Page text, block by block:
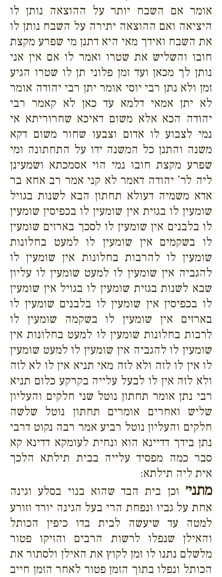
אומר אם השבח יותר על ההוצאה נותן לו
היציאה ואם ההוצאה יתירה על השבח נותן לו
את השבח ואידך מאי היא דתנן מי שפרע מקצת
חובו והשליש את שטרו ואמר לו אם אין אני
נותן לך מכאן ועד זמן פלוני תן לו שטרו הגיע
זמן ולא נתן רבי יוסי אומר יתן רבי יהודה אומר
לא יתן אמאי דלמא עד כאן לא קאמר רבי
יהודה הכא אלא משום דאיכא שחרוריתא אי
נמי לצבוע לו אדום וצבעו שחור משום דקא
משנה והתנן כל המשנה ידו על התחתונה ומי
שפרע מקצת חובו נמי הוי אסמכתא ושמעינן
ליה לר' יהודה דאמר לא קני אמר רב אחא בר
אדא משמיה דעולא תחתון הבא לשנות בגויל
שומעין לו בגזית אין שומעין לו בכפיסין שומעין
לו בלבנים אין שומעין לו לסכך בארזים שומעין
לו בשקמים אין שומעין לו למעט בחלונות
שומעין לו להרבות בחלונות אין שומעין לו
להגביה אין שומעין לו למעט שומעין לו עליון
שבא לשנות בגזית שומעין לו בגויל אין שומעין
לו בכפיסין אין שומעין לו בלבנים שומעין לו
בארזים אין שומעין לו בשקמה שומעין לו
לרבות בחלונות שומעין לו למעט בחלונות אין
שומעין לו להגביה אין שומעין לו למעט שומעין
לו אין לו לזה ולא לזה מאי תניא אין לו לא לזה
ולא לזה אין לו לבעל עלייה בקרקע כלום תניא
רבי נתן אומר תחתון נוטל שני חלקים והעליון
שליש ואחרים אומרים תחתון נוטל שלשה
חלקים והעליון נוטל רביע אמר רבה נקוט דרבי
נתן בידך דדיינא הוא ונחית לעומקא דדינא קא
סבר כמה מפסיד עלייה בבית תילתא הלכך
אית ליה תילתא:
מתני׳ וכן בית הבד שהוא בנוי בסלע וגינה
אחת על גביו ונפחת הרי בעל הגינה יורד וזורע
למטה עד שיעשה לבית בדו כיפין הכותל
והאילן שנפלו לרשות הרבים והזיקו פטור
מלשלם נתנו לו זמן לקוץ את האילן ולסתור את
הכותל ונפלו בתוך הזמן פטור לאחר הזמן חייב